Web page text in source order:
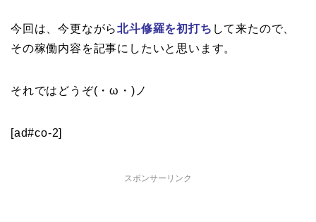
今回は、今更ながら北斗修羅を初打ち して来たので、
その稼働内容を記事にしたいと思います。
それではどうぞ(・ω・)ノ
[ad#co-2]
スポンサーリンク